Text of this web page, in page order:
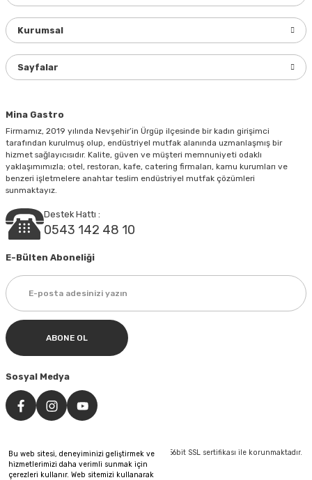
Bu web sitesi, deneyiminizi geliştirmek ve
hizmetlerimizi daha verimli sunmak için
çerezleri kullanır. Web sitemizi kullanarak
Mina Gastro
Firmamız, 2019 yılında Nevşehir’in Ürgüp ilçesinde bir kadın girişimci
tarafından kurulmuş olup, endüstriyel mutfak alanında uzmanlaşmış bir
hizmet sağlayıcısıdır. Kalite, güven ve müşteri memnuniyeti odaklı
yaklaşımımızla; otel, restoran, kafe, catering firmaları, kamu kurumları ve
benzeri işletmelere anahtar teslim endüstriyel mutfak çözümleri
sunmaktayız.
Destek Hattı :
0543 142 48 10
Kurumsal
Sayfalar
E-Bülten Aboneliği
ABONE OL
Sosyal Medya
©Tüm hakları saklıdır. Kredi kartı bilgileriniz 256bit SSL sertifikası ile korunmaktadır.